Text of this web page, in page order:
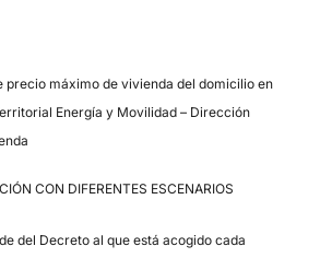
precio máximo de vivienda del domicilio en
Energía y Movilidad – Dirección
CON DIFERENTES ESCENARIOS
del Decreto al que está acogido cada